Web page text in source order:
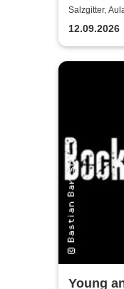
Erhard -
Salzgitter,
12.09.2026
Young